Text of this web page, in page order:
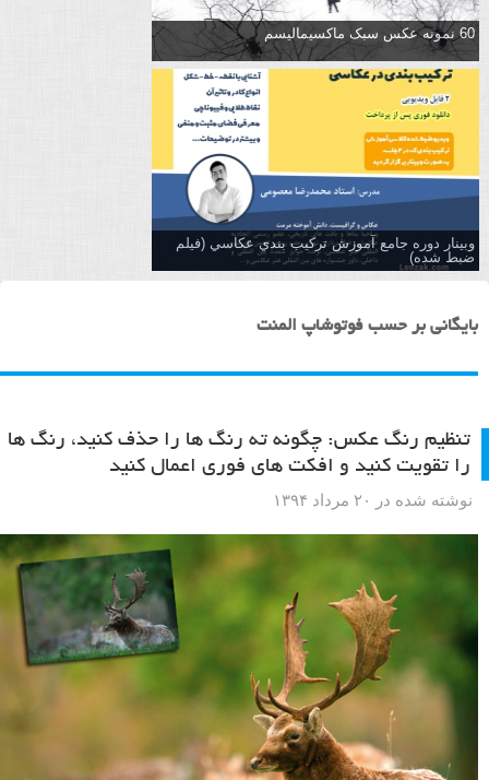
60 نمونه عکس سبک ماکسیمالیسم
وبینار دوره جامع آموزش تركيب بندي عكاسي (فیلم
ضبط شده)
بایگانی بر حسب فوتوشاپ المنت
تنظیم رنگ عکس: چگونه ته رنگ ها را حذف کنید، رنگ ها
را تقویت کنید و افکت های فوری اعمال کنید
نوشته شده در ۲۰ مرداد ۱۳۹۴